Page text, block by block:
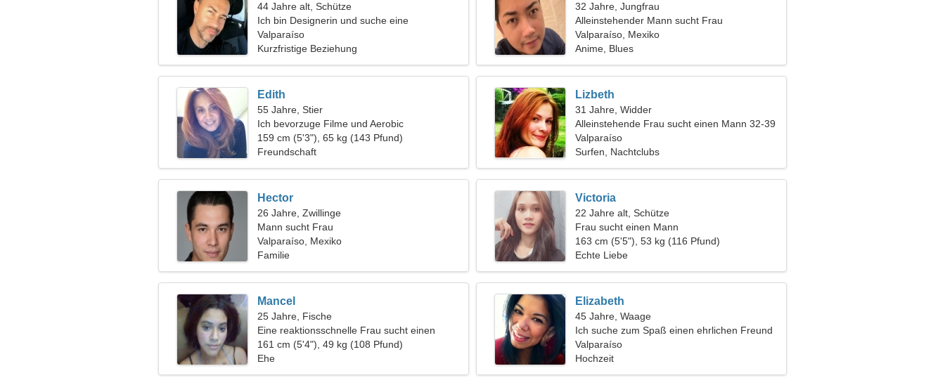
44 Jahre alt, Schütze
Ich bin Designerin und suche eine
bescheidene Frau
Valparaíso
Kurzfristige Beziehung
32 Jahre, Jungfrau
Alleinstehender Mann sucht Frau
Valparaíso, Mexiko
Anime, Blues
Edith
55 Jahre, Stier
Ich bevorzuge Filme und Aerobic
159 cm (5'3"), 65 kg (143 Pfund)
Freundschaft
Lizbeth
31 Jahre, Widder
Alleinstehende Frau sucht einen Mann 32-39
Valparaíso
Surfen, Nachtclubs
Hector
26 Jahre, Zwillinge
Mann sucht Frau
Valparaíso, Mexiko
Familie
Victoria
22 Jahre alt, Schütze
Frau sucht einen Mann
163 cm (5'5"), 53 kg (116 Pfund)
Echte Liebe
Mancel
25 Jahre, Fische
Eine reaktionsschnelle Frau sucht einen
Partner
161 cm (5'4"), 49 kg (108 Pfund)
Ehe
Elizabeth
45 Jahre, Waage
Ich suche zum Spaß einen ehrlichen Freund
Valparaíso
Hochzeit